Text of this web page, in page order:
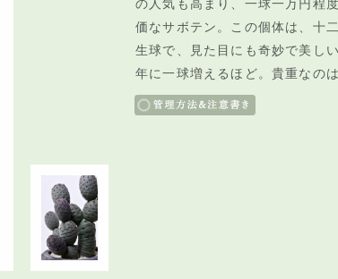
の人気も高まり、一球一万円程
価なサボテン。この個体は、十
生球で、見た目にも奇妙で美し
年に一球増えるほど。貴重なの